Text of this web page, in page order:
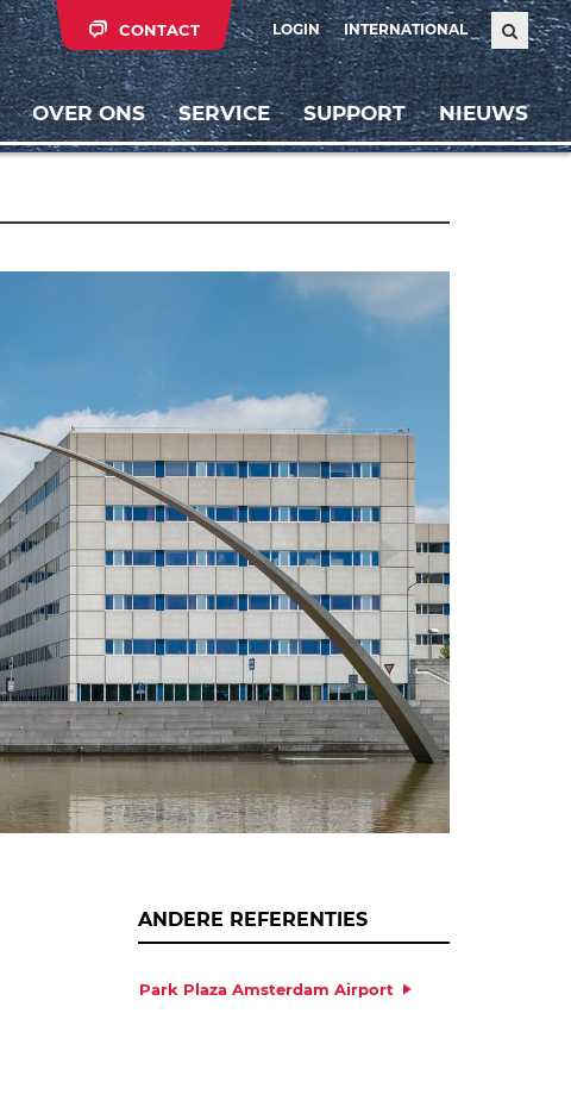
LOGIN INTERNATIONAL
CONTACT
OVER ONS SERVICE SUPPORT NIEUWS
ANDERE REFERENTIES
Park Plaza Amsterdam Airport